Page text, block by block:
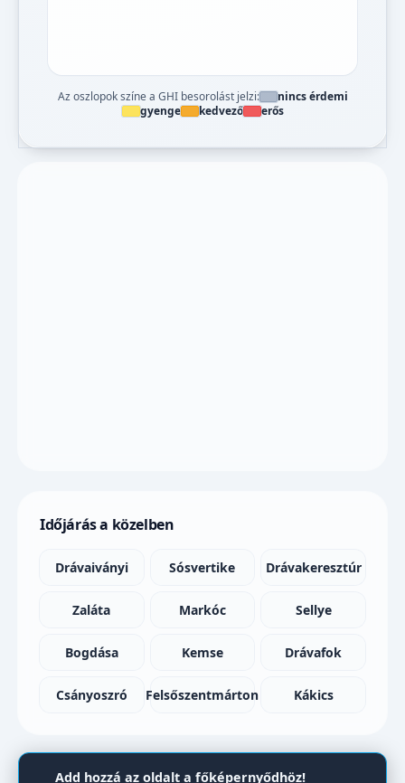
Az oszlopok színe a GHI besorolást jelzi:
nincs érdemi
gyenge
kedvező erős
Időjárás a közelben
Drávaiványi Sósvertike Drávakeresztúr
Zaláta Markóc Sellye
Bogdása Kemse Drávafok
Csányoszró Felsőszentmárton Kákics
Add hozzá az oldalt a főképernyődhöz!